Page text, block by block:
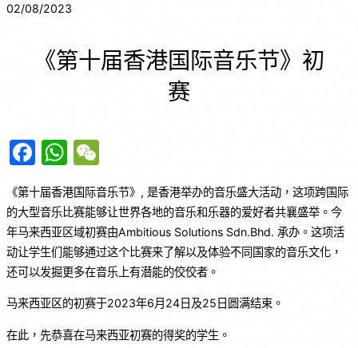
02/08/2023
《第十届香港国际音乐节》初
赛
F
c
e
b
o
o
k
W
h
at
s
A
p
p
e
C
h
at
《第十届香港国际音乐节》, 是香港举办的音乐盛大活动，这项跨国际
的大型音乐比赛能够让世界各地的音乐和乐器的爱好者共襄盛举。今
年马来西亚区域初赛由Ambitious Solutions Sdn.Bhd. 承办。这项活
动让学生们能够通过这个比赛来了解以及体验不同国家的音乐文化，
还可以发掘更多在音乐上有潜能的佼佼者。
马来西亚区的初赛于2023年6月24日及25日圆满结束。
在此，先恭喜在马来西亚初赛的得奖的学生。